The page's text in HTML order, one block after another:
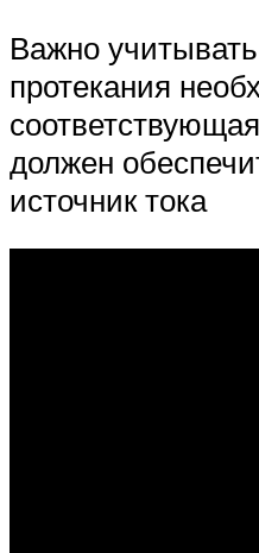
Важно
протекания
должен
источник тока